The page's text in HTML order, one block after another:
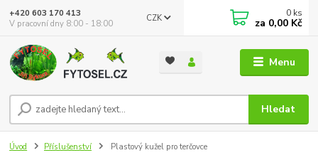
Menu
CZK
Hledat
+420 603 170 413
V pracovní dny 8:00 - 18:00
0 ks
za 0,00 Kč
Úvod Příslušenství Plastový kužel pro terčovce